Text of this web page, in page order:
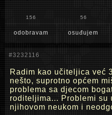
156 56
odobravam osuđujem
#3232116
Radim kao učiteljica već
nešto, suprotno općem
problema sa djecom
roditeljima... Problemi su
njihovom neukom i